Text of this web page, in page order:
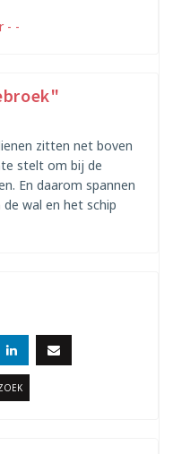
- -
zitten net boven
stelt om bij de
En daarom spannen
wal en het schip